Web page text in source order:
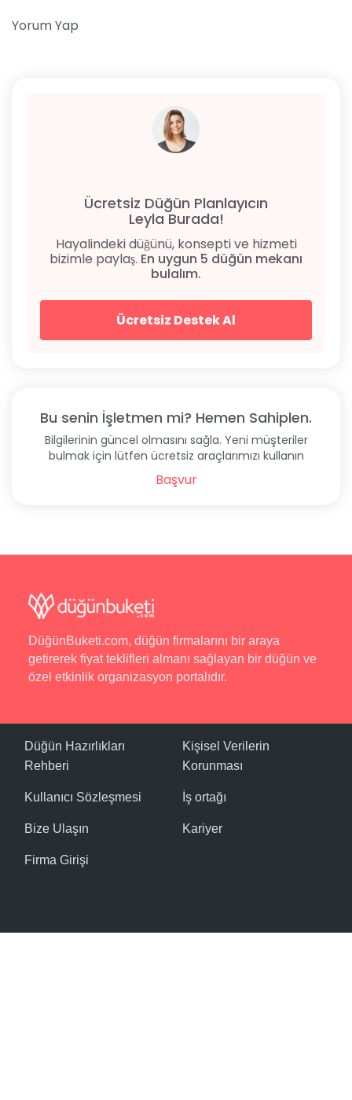
Yorum Yap
Ücretsiz Düğün Planlayıcın
Leyla Burada!
Hayalindeki düğünü, konsepti ve hizmeti
bizimle paylaş. En uygun 5 düğün mekanı
bulalım.
Ücretsiz Destek Al
Bu senin İşletmen mi? Hemen Sahiplen.
Bilgilerinin güncel olmasını sağla. Yeni müşteriler
bulmak için lütfen ücretsiz araçlarımızı kullanın
Başvur
DüğünBuketi.com, düğün firmalarını bir araya
getirerek fiyat teklifleri almanı sağlayan bir düğün ve
özel etkinlik organizasyon portalıdır.
Düğün Hazırlıkları
Rehberi
Kullanıcı Sözleşmesi
Bize Ulaşın
Firma Girişi
Kişisel Verilerin
Korunması
İş ortağı
Kariyer